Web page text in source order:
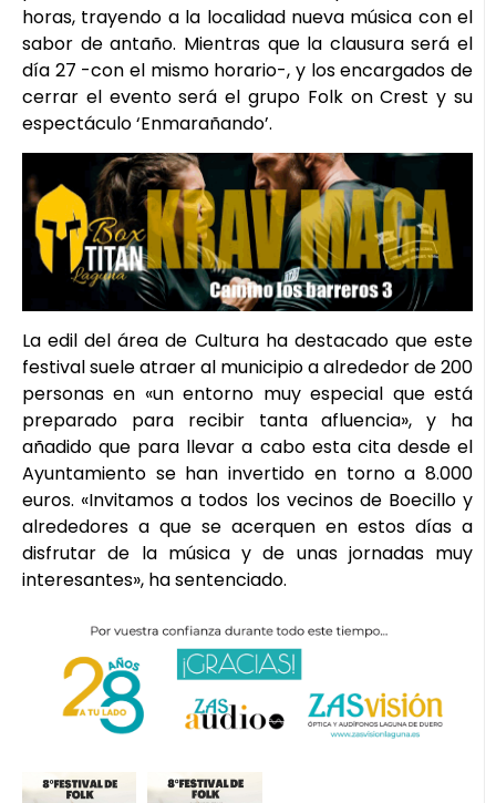
horas, trayendo a la localidad nueva música con el
sabor de antaño. Mientras que la clausura será el
día 27 -con el mismo horario-, y los encargados de
cerrar el evento será el grupo Folk on Crest y su
espectáculo ‘Enmarañando’.
La edil del área de Cultura ha destacado que este
festival suele atraer al municipio a alrededor de 200
personas en «un entorno muy especial que está
preparado para recibir tanta afluencia», y ha
añadido que para llevar a cabo esta cita desde el
Ayuntamiento se han invertido en torno a 8.000
euros. «Invitamos a todos los vecinos de Boecillo y
alrededores a que se acerquen en estos días a
disfrutar de la música y de unas jornadas muy
interesantes», ha sentenciado.